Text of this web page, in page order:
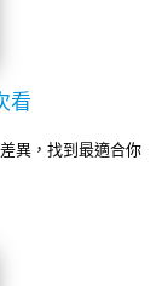
看
異，找到最適合你